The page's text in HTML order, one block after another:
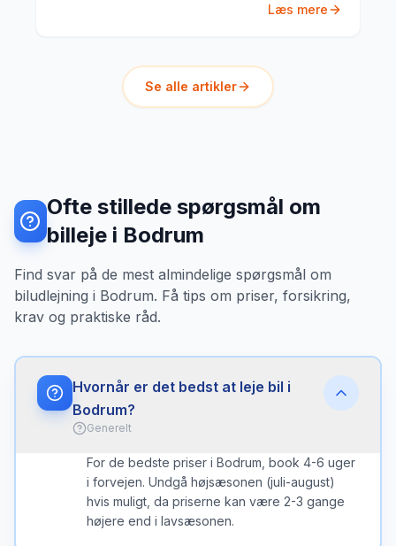
Læs mere
Se alle artikler
Ofte stillede spørgsmål om
billeje i Bodrum
Find svar på de mest almindelige spørgsmål om
biludlejning i Bodrum. Få tips om priser, forsikring,
krav og praktiske råd.
Hvornår er det bedst at leje bil i
Bodrum?
Generelt
For de bedste priser i Bodrum, book 4-6 uger
i forvejen. Undgå højsæsonen (juli-august)
hvis muligt, da priserne kan være 2-3 gange
højere end i lavsæsonen.